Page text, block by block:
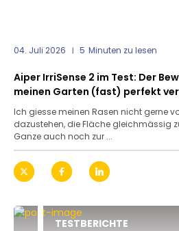
04. Juli 2026 5 Minuten zu lesen
Aiper IrriSense 2 im Test: Der
meinen Garten (fast) perfekt
Ich giesse meinen Rasen nicht gerne
dazustehen, die Fläche gleichmässig
Ganze auch noch zur ...
TESTBERICHTE